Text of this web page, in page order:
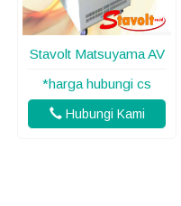
Stavolt Matsuyama AV
*harga hubungi cs
Hubungi Kami